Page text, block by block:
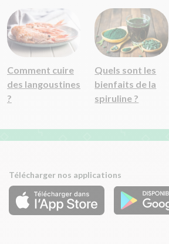
Comment cuire
des langoustines
?
Quels sont les
bienfaits de la
spiruline ?
Télécharger nos applications